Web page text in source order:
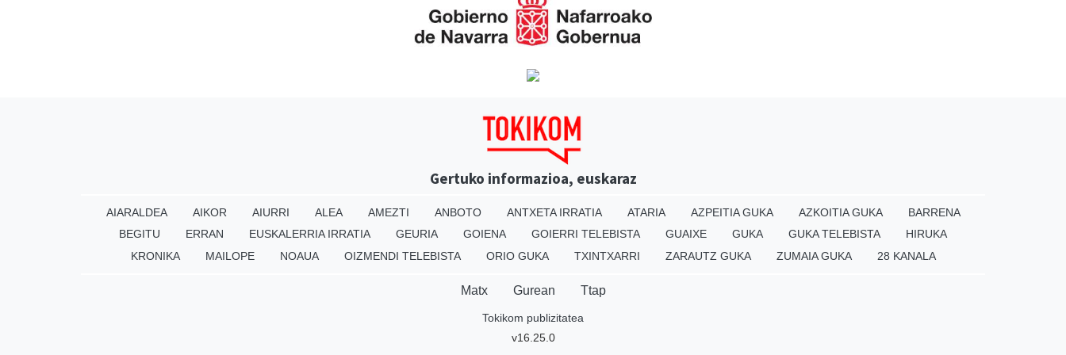
Gertuko informazioa, euskaraz
AIARALDEA AIKOR AIURRI ALEA AMEZTI ANBOTO ANTXETA IRRATIA ATARIA AZPEITIA GUKA AZKOITIA GUKA
BARRENA
BEGITU
ERRAN EUSKALERRIA IRRATIA GEURIA GOIENA GOIERRI TELEBISTA GUAIXE GUKA GUKA TELEBISTA
HIRUKA
KRONIKA
MAILOPE NOAUA OIZMENDI TELEBISTA ORIO GUKA TXINTXARRI ZARAUTZ GUKA ZUMAIA GUKA 28 KANALA
Matx Gurean Ttap
Tokikom publizitatea
v16.25.0